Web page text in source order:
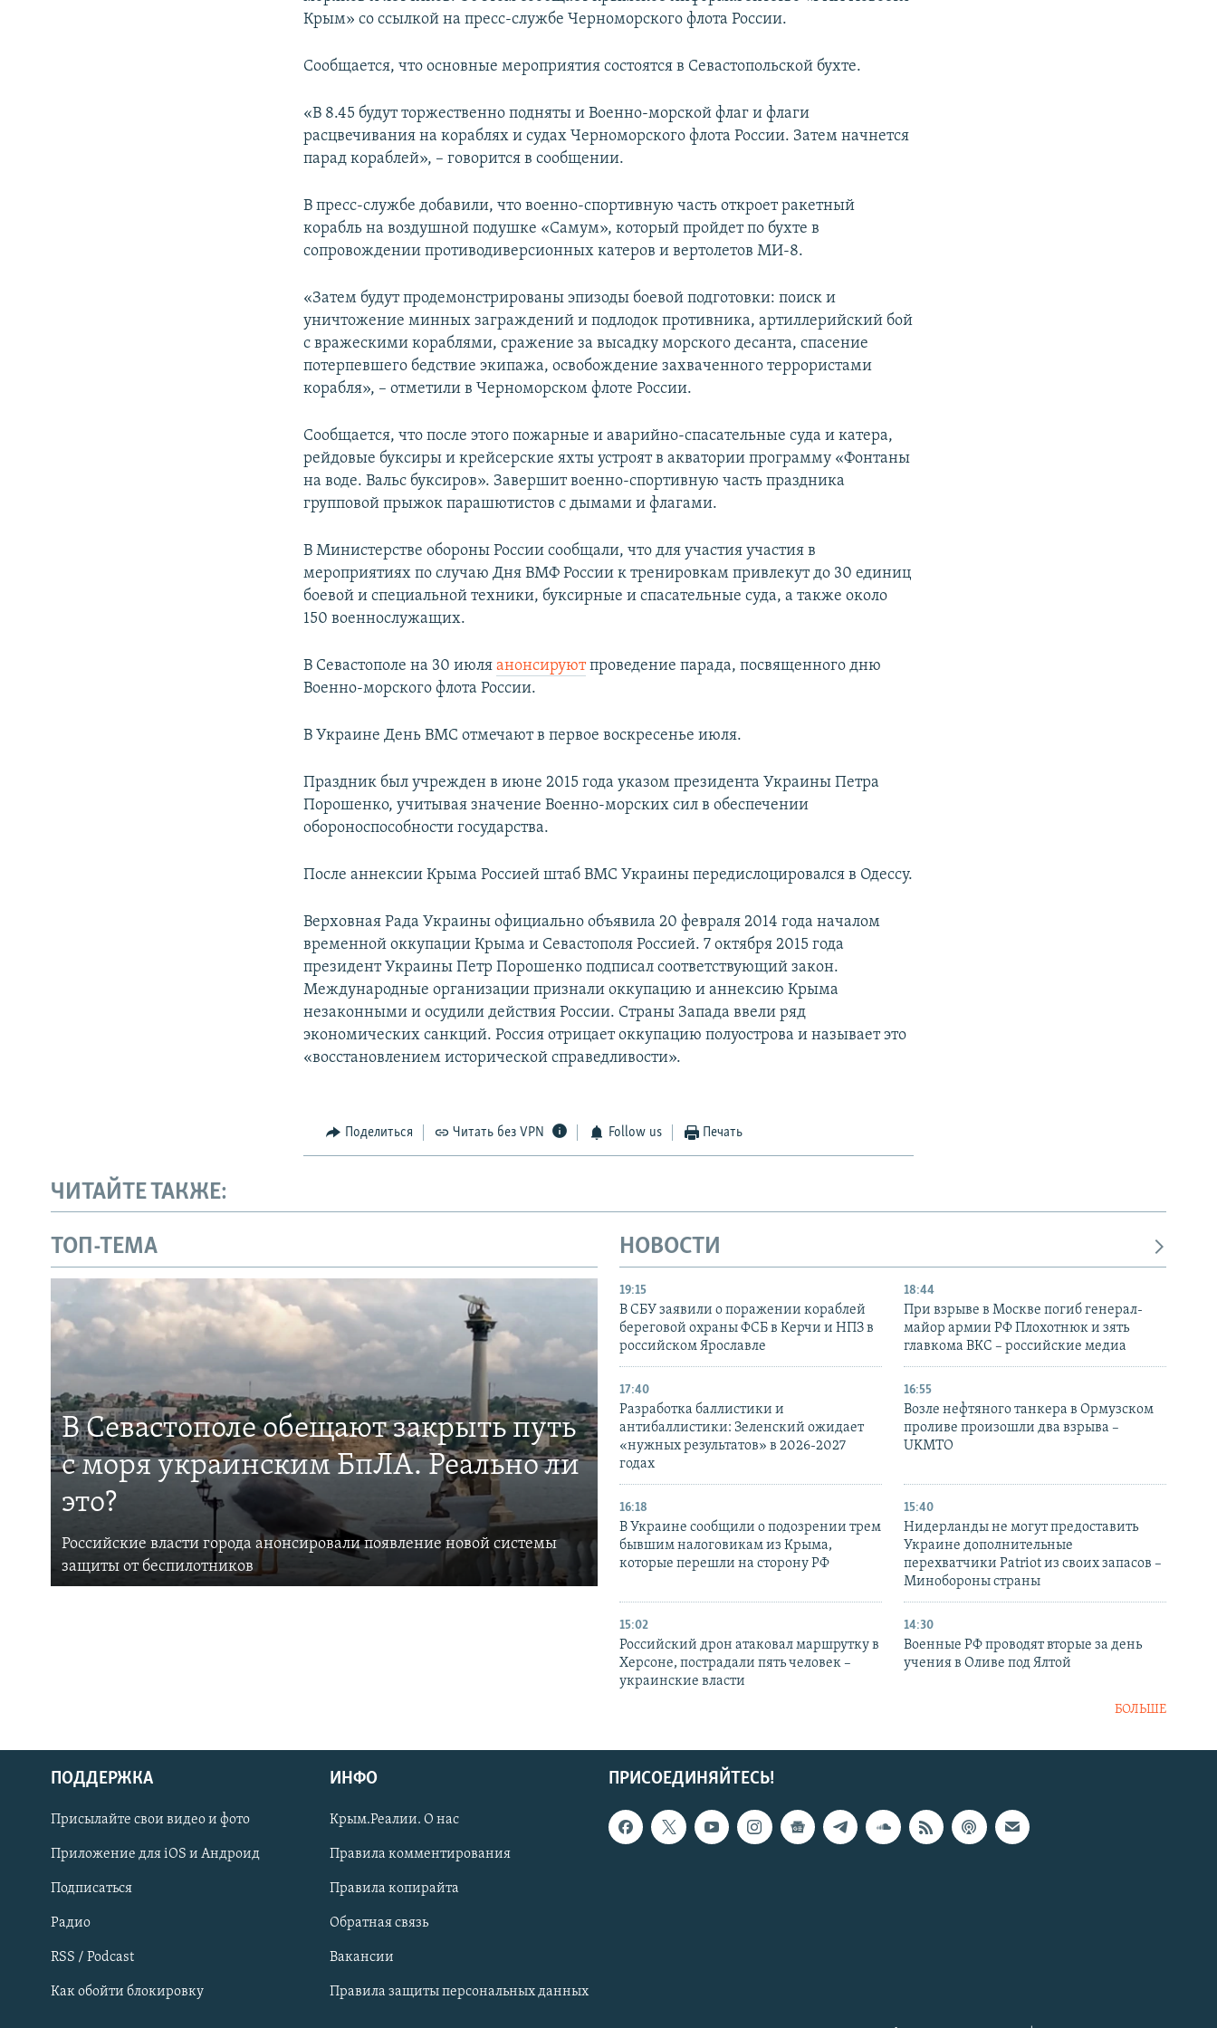
Українською
Qırımtatar
ПРИСОЕДИНЯЙТЕСЬ!
Крым» со ссылкой на пресс-службе Черноморского флота России.
Сообщается, что основные мероприятия состоятся в Севастопольской бухте.
«В 8.45 будут торжественно подняты и Военно-морской флаг и флаги
расцвечивания на кораблях и судах Черноморского флота России. Затем начнется
парад кораблей», – говорится в сообщении.
В пресс-службе добавили, что военно-спортивную часть откроет ракетный
корабль на воздушной подушке «Самум», который пройдет по бухте в
сопровождении противодиверсионных катеров и вертолетов МИ-8.
«Затем будут продемонстрированы эпизоды боевой подготовки: поиск и
уничтожение минных заграждений и подлодок противника, артиллерийский бой
с вражескими кораблями, сражение за высадку морского десанта, спасение
потерпевшего бедствие экипажа, освобождение захваченного террористами
корабля», – отметили в Черноморском флоте России.
Сообщается, что после этого пожарные и аварийно-спасательные суда и катера,
рейдовые буксиры и крейсерские яхты устроят в акватории программу «Фонтаны
на воде. Вальс буксиров». Завершит военно-спортивную часть праздника
групповой прыжок парашютистов с дымами и флагами.
В Министерстве обороны России сообщали, что для участия участия в
мероприятиях по случаю Дня ВМФ России к тренировкам привлекут до 30 единиц
боевой и специальной техники, буксирные и спасательные суда, а также около
150 военнослужащих.
В Севастополе на 30 июляанонсируютпроведение парада, посвященного дню
Военно-морского флота России.
В Украине День ВМС отмечают в первое воскресенье июля.
Праздник был учрежден в июне 2015 года указом президента Украины Петра
Порошенко, учитывая значение Военно-морских сил в обеспечении
обороноспособности государства.
После аннексии Крыма Россией штаб ВМС Украины передислоцировался в Одессу.
Верховная Рада Украины официально объявила 20 февраля 2014 года началом
временной оккупации Крыма и Севастополя Россией. 7 октября 2015 года
президент Украины Петр Порошенко подписал соответствующий закон.
Международные организации признали оккупацию и аннексию Крыма
незаконными и осудили действия России. Страны Запада ввели ряд
экономических санкций. Россия отрицает оккупацию полуострова и называет это
«восстановлением исторической справедливости».
Поделиться Читать без VPN Follow us Печать
ЧИТАЙТЕ ТАКЖЕ:
ТОП-ТЕМА
В Севастополе обещают закрыть путь
с моря украинским БпЛА. Реально ли
это?
Российские власти города анонсировали появление новой системы
защиты от беспилотников
НОВОСТИ
19:15
В СБУ заявили о поражении кораблей
береговой охраны ФСБ в Керчи и НПЗ в
российском Ярославле
18:44
При взрыве в Москве погиб генерал-
майор армии РФ Плохотнюк и зять
главкома ВКС – российские медиа
17:40
Разработка баллистики и
антибаллистики: Зеленский ожидает
«нужных результатов» в 2026-2027
годах
16:55
Возле нефтяного танкера в Ормузском
проливе произошли два взрыва –
UKMTO
16:18
В Украине сообщили о подозрении трем
бывшим налоговикам из Крыма,
которые перешли на сторону РФ
15:40
Нидерланды не могут предоставить
Украине дополнительные
перехватчики Patriot из своих запасов –
Минобороны страны
15:02
Российский дрон атаковал маршрутку в
Херсоне, пострадали пять человек –
украинские власти
14:30
Военные РФ проводят вторые за день
учения в Оливе под Ялтой
БОЛЬШЕ
ПРИСОЕДИНЯЙТЕСЬ!
ПОДДЕРЖКА
Присылайте свои видео и фото
Приложение для iOS и Андроид
Подписаться
Радио
RSS / Podcast
Как обойти блокировку
ИНФО
Крым.Реалии. О нас
Правила комментирования
Правила копирайта
Обратная связь
Вакансии
Правила защиты персональных данных